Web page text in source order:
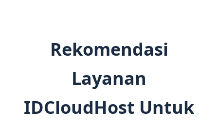
Rekomendasi
Layanan
IDCloudHost Untuk